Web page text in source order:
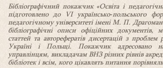
Бібліографічний покажчик «Освіта і
підготовлено до VIукраїнсько‐польського
педагогічному університеті імені М. П.
бібліографічні описи офіційних документів,
статтей та авторефератів дисертацій з
Україні і Польщі. Покажчик адресовано
управлінцям, викладачам ВНЗ різних рівнів
бібліотек і всім, кого цікавлять питання